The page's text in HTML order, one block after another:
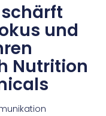
und
Nutrition